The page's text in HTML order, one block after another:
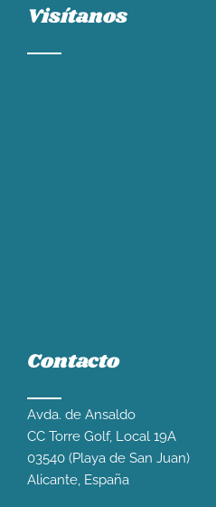
Visítanos
Contacto
Avda. de Ansaldo
CC Torre Golf, Local 19A
03540 (Playa de San Juan)
Alicante, España